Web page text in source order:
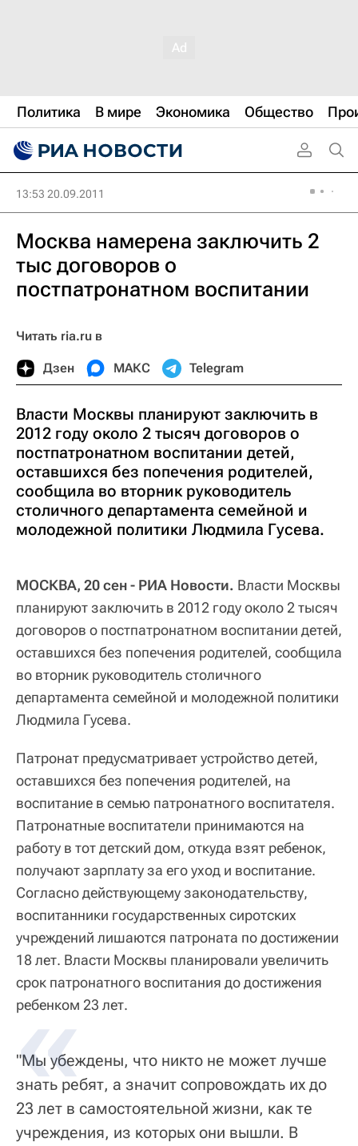
Политика В мире Экономика Общество
13:53 20.09.2011
Москва намерена заключить 2
тыс договоров о
постпатронатном воспитании
Читать ria.ru в
Дзен МАКС Telegram
Власти Москвы планируют заключить в
2012 году около 2 тысяч договоров о
постпатронатном воспитании детей,
оставшихся без попечения родителей,
сообщила во вторник руководитель
столичного департамента семейной и
молодежной политики Людмила Гусева.
МОСКВА, 20 сен - РИА Новости. Власти Москвы
планируют заключить в 2012 году около 2 тысяч
договоров о постпатронатном воспитании детей,
оставшихся без попечения родителей, сообщила
во вторник руководитель столичного
департамента семейной и молодежной политики
Людмила Гусева.
Патронат предусматривает устройство детей,
оставшихся без попечения родителей, на
воспитание в семью патронатного воспитателя.
Патронатные воспитатели принимаются на
работу в тот детский дом, откуда взят ребенок,
получают зарплату за его уход и воспитание.
Согласно действующему законодательству,
воспитанники государственных сиротских
учреждений лишаются патроната по достижении
18 лет. Власти Москвы планировали увеличить
срок патронатного воспитания до достижения
ребенком 23 лет.
"Мы убеждены, что никто не может лучше
знать ребят, а значит сопровождать их до
23 лет в самостоятельной жизни, как те
учреждения, из которых они вышли. В